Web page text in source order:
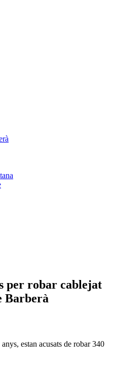
per robar cablejat
Barberà
estan acusats de robar 340